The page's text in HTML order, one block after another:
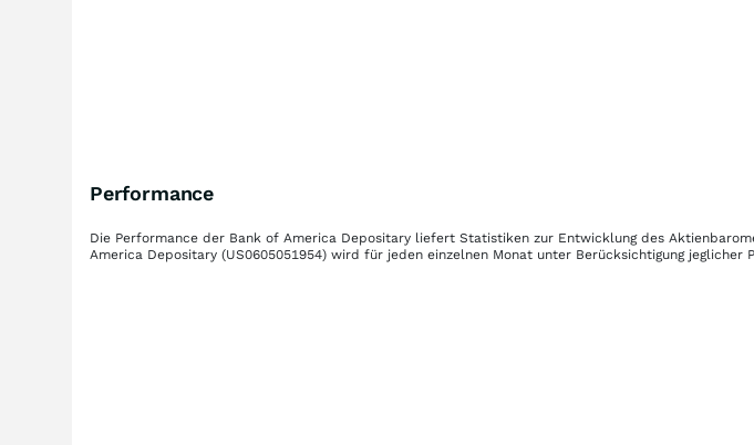
Performance
Die Performance der Bank of America Depositary liefert Statistiken zur Entwicklung des
America Depositary (US0605051954) wird für jeden einzelnen Monat unter Berücksichtigung jeglicher